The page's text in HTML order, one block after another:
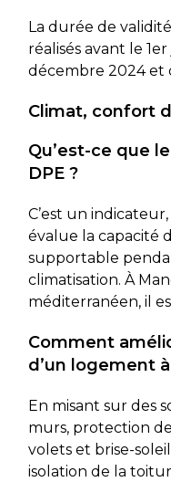
La durée de
réalisés avant le
décembre 2024 et
Climat, confort
Qu’est-ce que
DPE ?
C’est un
évalue la capacité
supportable
climatisation. À
méditerranéen, il
Comment
d’un logement
En misant sur des
murs, protection
volets et brise-
isolation de la